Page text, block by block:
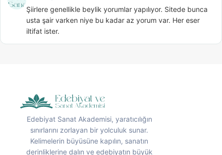
Şiirlere genellikle beylik yorumlar yapılıyor. Sitede bunca
usta şair varken niye bu kadar az yorum var. Her eser
iltifat ister.
Edebiyat Sanat Akademisi, yaratıcılığın
sınırlarını zorlayan bir yolculuk sunar.
Kelimelerin büyüsüne kapılın, sanatın
derinliklerine dalın ve edebiyatın büyük